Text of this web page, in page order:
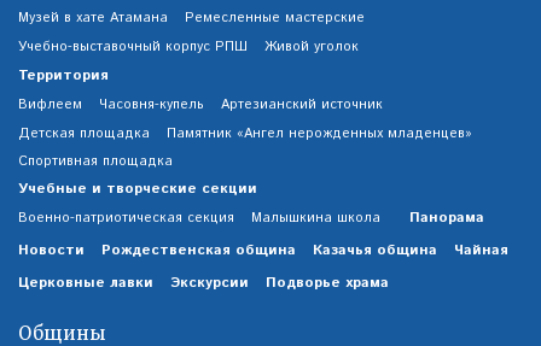
Музей в хате Атамана
Ремесленные мастерские
Учебно-выставочный корпус РПШ
Живой уголок
Территория
Вифлеем Часовня-купель
Артезианский источник
Детская площадка
Памятник «Ангел нерожденных младенцев»
Спортивная площадка
Учебные и творческие секции
Военно-патриотическая секция Малышкина школа
Панорама
Новости
Рождественская община Казачья община
Чайная
Церковные лавки
Экскурсии Подворье храма
Общины